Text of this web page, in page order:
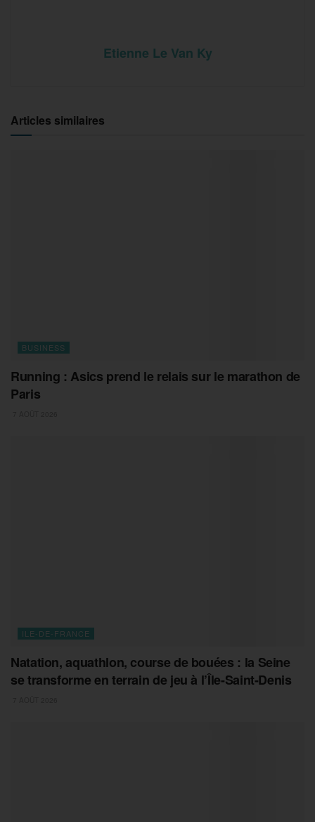
Etienne Le Van Ky
Articles similaires
BUSINESS
Running : Asics prend le relais sur le marathon de
Paris
ILE-DE-FRANCE
Natation, aquathlon, course de bouées : la Seine
se transforme en terrain de jeu à l’Île-Saint-Denis